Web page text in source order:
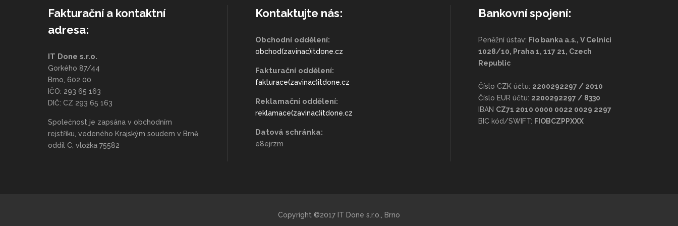
Fakturační a kontaktní
adresa:
IT Done s.r.o.
Gorkého 87/44
Brno, 602 00
IČO: 293 65 163
DIČ: CZ 293 65 163
Společnost je zapsána v obchodním
rejstříku, vedeného Krajským soudem v Brně
oddíl C, vložka 75582
Kontaktujte nás:
Obchodní oddělení:
obchod(zavinac)itdone.cz
Fakturační oddělení:
fakturace(zavinac)itdone.cz
Reklamační oddělení:
reklamace(zavinac)itdone.cz
Datová schránka:
e8ejrzm
Bankovní spojení:
Peněžní ústav: Fio banka a.s., V Celnici
1028/10, Praha 1, 117 21, Czech
Republic
Číslo CZK účtu: 2200292297 / 2010
Číslo EUR účtu: 2200292297 / 8330
IBAN CZ71 2010 0000 0022 0029 2297
BIC kód/SWIFT: FIOBCZPPXXX
Copyright ©2017 IT Done s.r.o., Brno